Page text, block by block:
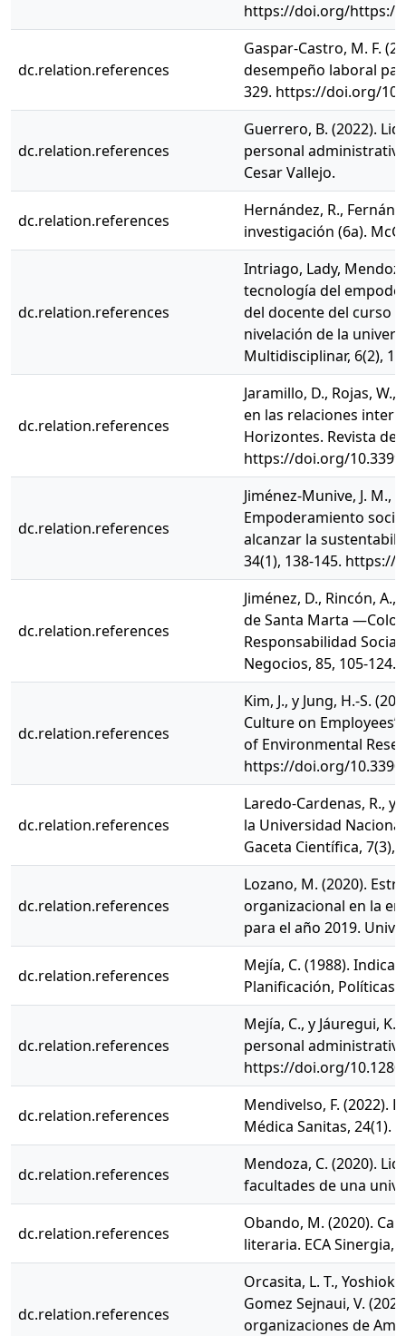
https://doi.org/https://
dc.relation.references
Gaspar-Castro, M. F.
desempeño laboral
329. https://doi.org/
dc.relation.references
Guerrero, B. (2022).
personal
Cesar Vallejo.
dc.relation.references
Hernández, R.,
investigación (6a).
dc.relation.references
Intriago, Lady,
tecnología del
del docente del curso
nivelación de la
Multidisciplinar, 6(2),
dc.relation.references
Jaramillo, D., Rojas,
en las relaciones
Horizontes. Revista de
https://doi.org/
dc.relation.references
Jiménez-Munive, J. M.,
Empoderamiento
alcanzar la
34(1), 138-145. https://
dc.relation.references
Jiménez, D., Rincón,
de Santa Marta
Responsabilidad
Negocios, 85, 105-
dc.relation.references
Kim, J., y Jung, H.-S.
Culture on
of Environmental
https://doi.org/
dc.relation.references
Laredo-Cardenas, R.,
la Universidad
Gaceta Científica,
dc.relation.references
Lozano, M. (2020).
organizacional en la
para el año 2019.
dc.relation.references
Mejía, C. (1988).
Planificación, Políticas
dc.relation.references
Mejía, C., y Jáuregui,
personal
https://doi.org/
dc.relation.references
Mendivelso, F. (2022).
Médica Sanitas, 24(1).
dc.relation.references
Mendoza, C. (2020).
facultades de una
dc.relation.references
Obando, M. (2020).
literaria. ECA Sinergia,
dc.relation.references
Orcasita, L. T.,
Gomez Sejnaui, V.
organizaciones de